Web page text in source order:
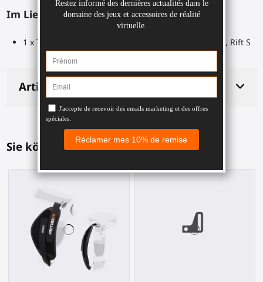
Im Lieferumfang enthalten:
1 x Top-Anbringung für ProStraps für Meta Quest 1, Rift S
Artikeldetails
Sie könnten auch mögen